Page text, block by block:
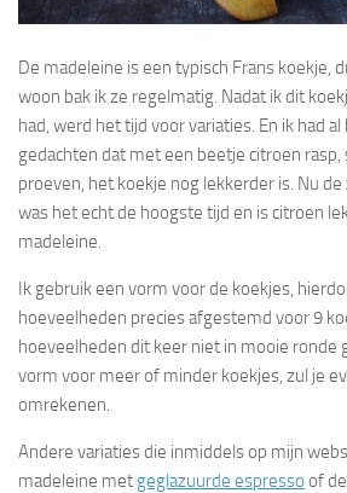
De madeleine is een typisch Frans koekje,
woon bak ik ze regelmatig. Nadat ik dit
had, werd het tijd voor variaties. En ik had
gedachten dat met een beetje citroen
proeven, het koekje nog lekkerder is. Nu
was het echt de hoogste tijd en is citroen
madeleine.
Ik gebruik een vorm voor de koekjes,
hoeveelheden precies afgestemd voor 9
hoeveelheden dit keer niet in mooie ronde
vorm voor meer of minder koekjes, zul je
omrekenen.
Andere variaties die inmiddels op mijn
madeleine met geglazuurde espresso of